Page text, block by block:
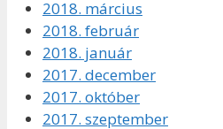
2018. március
2018. február
2018. január
2017. december
2017. október
2017. szeptember